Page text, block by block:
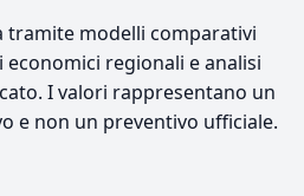
tramite modelli comparativi
regionali e analisi
I valori rappresentano un
e non un preventivo ufficiale.